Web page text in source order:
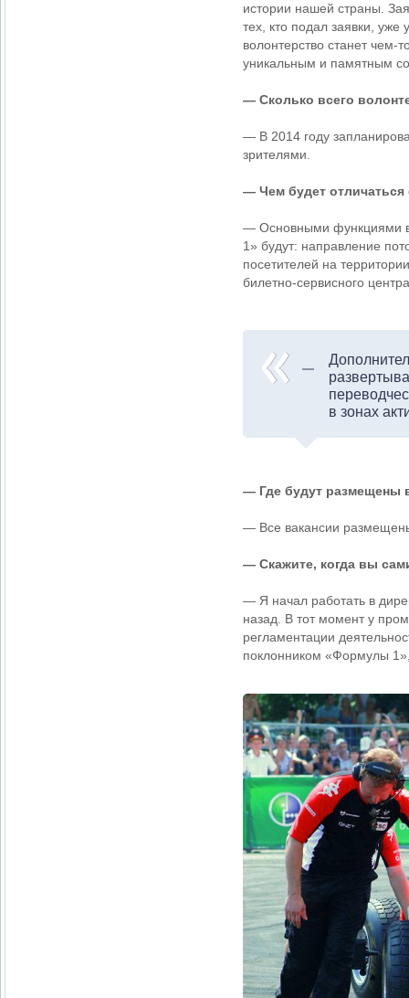
истории нашей страны.
тех, кто подал заявки,
волонтерство станет чем-
уникальным и памятным
— Сколько всего
— В 2014 году
зрителями.
— Чем будет отличаться
— Основными функциями
1» будут: направление
посетителей на
билетно-сервисного
в зонах
— Где будут размещены
— Все вакансии
— Скажите, когда вы
— Я начал работать в
назад. В тот момент у
регламентации
поклонником «Формулы